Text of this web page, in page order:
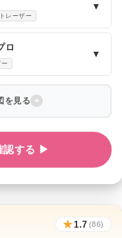
レーザー
▼
ロ
ー
▼
を見る
認する ▶
★ 1.7 (86)